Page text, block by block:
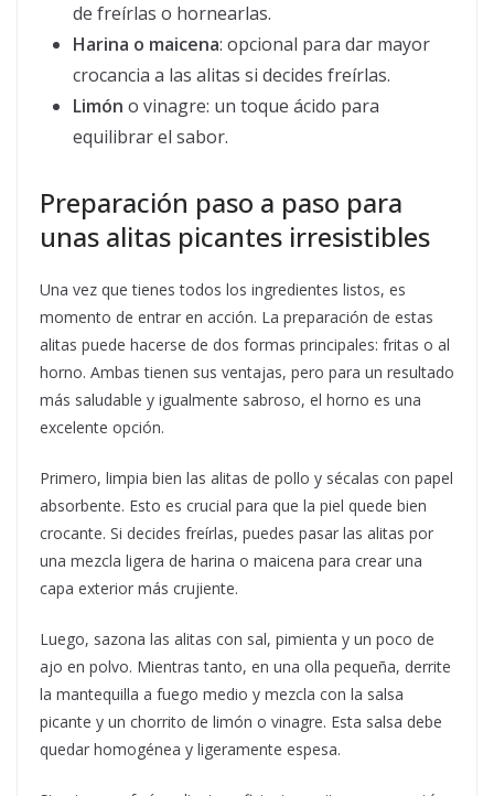
de freírlas o hornearlas.
Harina o maicena: opcional para dar mayor
crocancia a las alitas si decides freírlas.
Limón o vinagre: un toque ácido para
equilibrar el sabor.
Preparación paso a paso para
unas alitas picantes irresistibles
Una vez que tienes todos los ingredientes listos, es
momento de entrar en acción. La preparación de estas
alitas puede hacerse de dos formas principales: fritas o al
horno. Ambas tienen sus ventajas, pero para un resultado
más saludable y igualmente sabroso, el horno es una
excelente opción.
Primero, limpia bien las alitas de pollo y sécalas con papel
absorbente. Esto es crucial para que la piel quede bien
crocante. Si decides freírlas, puedes pasar las alitas por
una mezcla ligera de harina o maicena para crear una
capa exterior más crujiente.
Luego, sazona las alitas con sal, pimienta y un poco de
ajo en polvo. Mientras tanto, en una olla pequeña, derrite
la mantequilla a fuego medio y mezcla con la salsa
picante y un chorrito de limón o vinagre. Esta salsa debe
quedar homogénea y ligeramente espesa.